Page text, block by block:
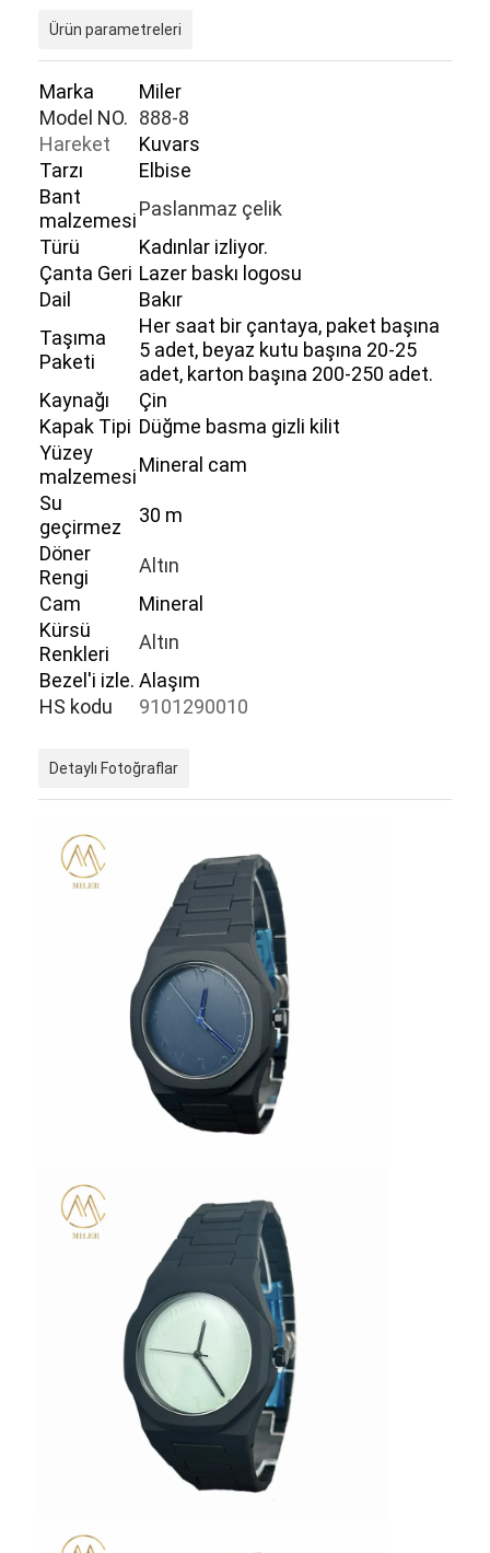
Hakkımızda
Fabrika Turu
Haberler
Kuvars Bilek İzle
Deri Kayışlı Kuvars Saat
Ürün parametreleri
Marka
Miler
Model NO. 888-8
Hareket
Kuvars
Tarzı
Elbise
Bant
malzemesi
Paslanmaz çelik
Türü
Kadınlar izliyor.
Çanta Geri Lazer baskı logosu
Dail
Bakır
Taşıma
Paketi
Her saat bir çantaya, paket başına
5 adet, beyaz kutu başına 20-25
adet, karton başına 200-250 adet.
Kaynağı
Çin
Kapak Tipi Düğme basma gizli kilit
Yüzey
malzemesi
Mineral cam
Su
geçirmez
30 m
Döner
Rengi
Altın
Cam
Mineral
Kürsü
Renkleri
Altın
Bezel'i izle. Alaşım
HS kodu
9101290010
Detaylı Fotoğraflar